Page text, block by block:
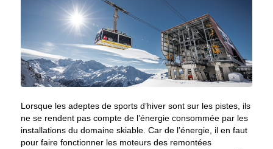
Lorsque les adeptes de sports d’hiver sont sur les pistes, ils
ne se rendent pas compte de l’énergie consommée par les
installations du domaine skiable. Car de l’énergie, il en faut
pour faire fonctionner les moteurs des remontées